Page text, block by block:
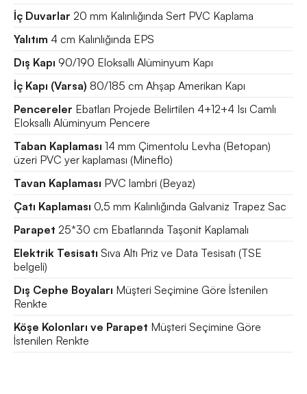
İç Duvarlar 20 mm Kalınlığında Sert PVC Kaplama
Yalıtım 4 cm Kalınlığında EPS
Dış Kapı 90/190 Eloksallı Alüminyum Kapı
İç Kapı (Varsa) 80/185 cm Ahşap Amerikan Kapı
Pencereler Ebatları Projede Belirtilen 4+12+4 Isı Camlı
Eloksallı Alüminyum Pencere
Taban Kaplaması 14 mm Çimentolu Levha (Betopan)
üzeri PVC yer kaplaması (Mineflo)
Tavan Kaplaması PVC lambri (Beyaz)
Çatı Kaplaması 0,5 mm Kalınlığında Galvaniz Trapez Sac
Parapet 25*30 cm Ebatlarında Taşonit Kaplamalı
Elektrik Tesisatı Sıva Altı Priz ve Data Tesisatı (TSE
belgeli)
Dış Cephe Boyaları Müşteri Seçimine Göre İstenilen
Renkte
Köşe Kolonları ve Parapet Müşteri Seçimine Göre
İstenilen Renkte